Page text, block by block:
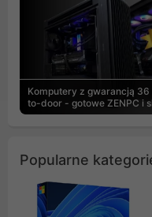
Komputery z gwarancją
to-door - gotowe ZENPC i
Popularne